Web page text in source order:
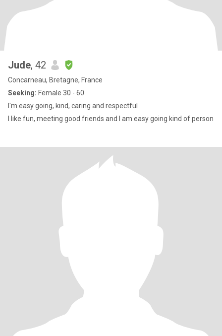
Jude, 42
Concarneau, Bretagne, France
Seeking: Female 30 - 60
I'm easy going, kind, caring and respectful
I like fun, meeting good friends and I am easy going kind of person